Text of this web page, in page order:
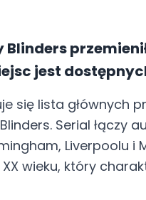
Blinders
jest
się lista głównych
Serial
Liverpoolu i
wieku, który